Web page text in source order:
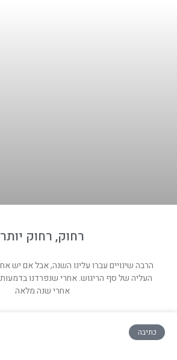
רחוק, רחוק יותר
הרבה שינויים עברו עלינו השנה, אבל אם יש
העליה של סף הריגוש. אחרי שנפרדנו
אחרי שנה מלאה
כתיבה